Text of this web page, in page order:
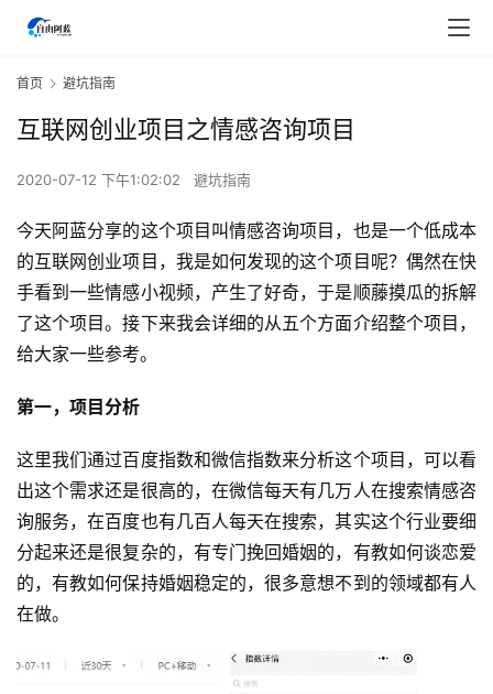
首页 避坑指南
互联网创业项目之情感咨询项目
2020-07-12 下午1:02:02 避坑指南
今天阿蓝分享的这个项目叫情感咨询项目，也是一个低成本
的互联网创业项目，我是如何发现的这个项目呢？偶然在快
手看到一些情感小视频，产生了好奇，于是顺藤摸瓜的拆解
了这个项目。接下来我会详细的从五个方面介绍整个项目，
给大家一些参考。
第一，项目分析
这里我们通过百度指数和微信指数来分析这个项目，可以看
出这个需求还是很高的，在微信每天有几万人在搜索情感咨
询服务，在百度也有几百人每天在搜索，其实这个行业要细
分起来还是很复杂的，有专门挽回婚姻的，有教如何谈恋爱
的，有教如何保持婚姻稳定的，很多意想不到的领域都有人
在做。